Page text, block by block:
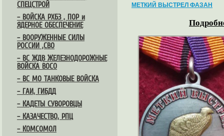
СПЕЦСТРОЙ
– ВОЙСКА РХБЗ , ПОР и
ЯДЕРНОЕ ОБЕСПЕЧЕНИЕ
– ВООРУЖЕННЫЕ СИЛЫ
РОССИИ ,СВО
– ВС ЖДВ ЖЕЛЕЗНОДОРОЖНЫЕ
ВОЙСКА ВОСО
– ВС МО ТАНКОВЫЕ ВОЙСКА
– ГАИ, ГИБДД
– КАДЕТЫ СУВОРОВЦЫ
– КАЗАЧЕСТВО, РПЦ
– КОМСОМОЛ
МЕТКИЙ ВЫСТРЕЛ ФАЗАН